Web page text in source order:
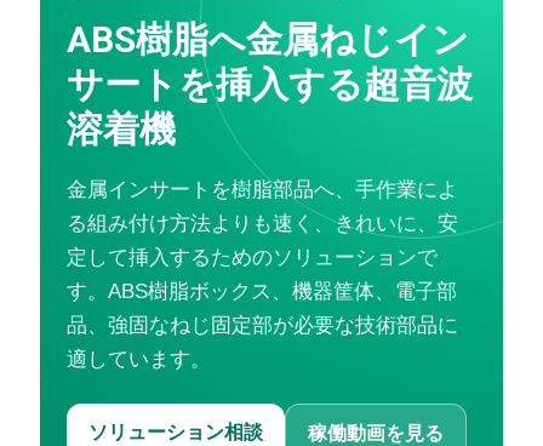
ABS樹脂へ金属ねじイン
サートを挿入する超音波
溶着機
金属インサートを樹脂部品へ、手作業によ
る組み付け方法よりも速く、きれいに、安
定して挿入するためのソリューションで
す。ABS樹脂ボックス、機器筐体、電子部
品、強固なねじ固定部が必要な技術部品に
適しています。
ソリューション相談 稼働動画を見る